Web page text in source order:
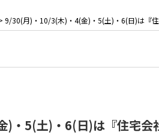
9/30(月)・10/3(木)・4(金)・5(土)・6(日)は『
・5(土)・6(日)は『住宅会